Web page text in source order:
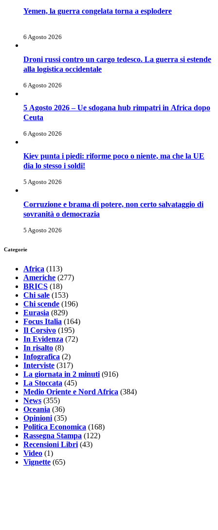
Yemen, la guerra congelata torna a esplodere
6 Agosto 2026
Droni russi contro un cargo tedesco. La guerra si estende
alla logistica occidentale
6 Agosto 2026
5 Agosto 2026 – Ue sdogana hub rimpatri in Africa dopo
Ceuta
6 Agosto 2026
Kiev punta i piedi: riforme poco o niente, ma che la UE
dia lo stesso i soldi!
5 Agosto 2026
Corruzione e brama di potere, non certo salvataggio di
sovranità o democrazia
5 Agosto 2026
Categorie
Africa (113)
Americhe (277)
BRICS (18)
Chi sale (153)
Chi scende (196)
Eurasia (829)
Focus Italia (164)
Il Corsivo (195)
In Evidenza (72)
In risalto (8)
Infografica (2)
Interviste (317)
La giornata in 2 minuti (916)
La Stoccata (45)
Medio Oriente e Nord Africa (384)
News (355)
Oceania (36)
Opinioni (35)
Politica Economica (168)
Rassegna Stampa (122)
Recensioni Libri (43)
Video (1)
Vignette (65)